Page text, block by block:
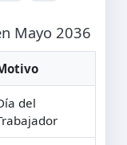
Mayo 2036
del